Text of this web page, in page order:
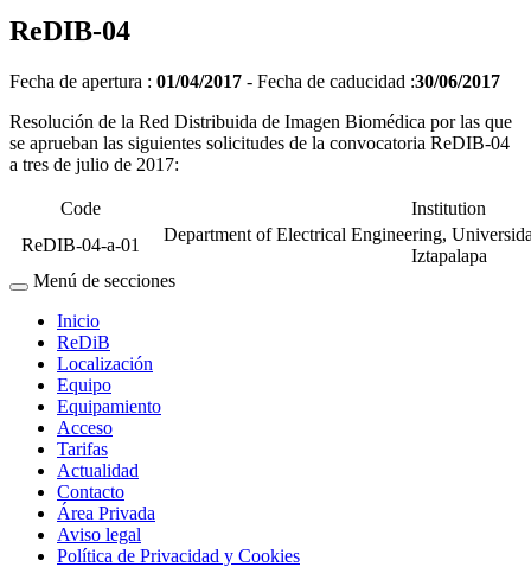
ReDIB-04
Fecha de apertura : 01/04/2017 - Fecha de caducidad :30/06/2017
Resolución de la Red Distribuida de Imagen Biomédica por las que
se aprueban las siguientes solicitudes de la convocatoria ReDIB-04
a tres de julio de 2017:
Code
Institution
ReDIB-04-a-01
Department of Electrical Engineering,
Iztapalapa
Menú de secciones
Inicio
ReDiB
Localización
Equipo
Equipamiento
Acceso
Tarifas
Actualidad
Contacto
Área Privada
Aviso legal
Política de Privacidad y Cookies